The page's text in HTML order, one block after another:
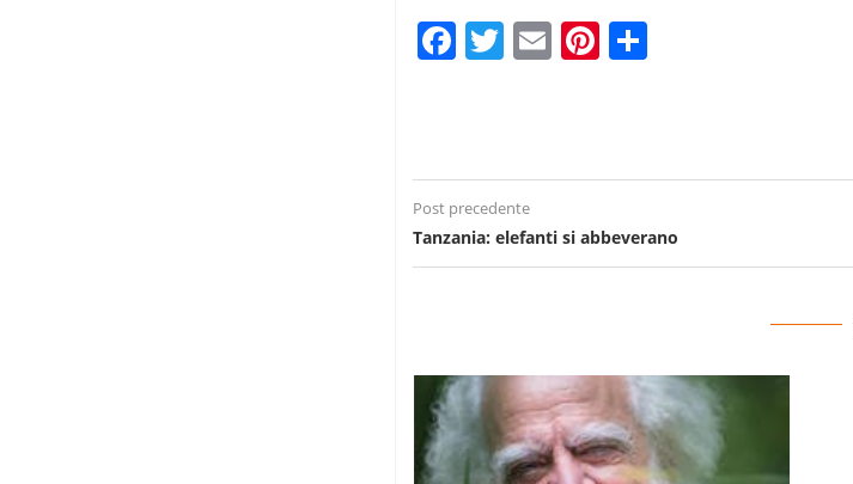
Facebook
Twitter
EmailPinterest
Post precedente
Tanzania: elefanti si abbeverano